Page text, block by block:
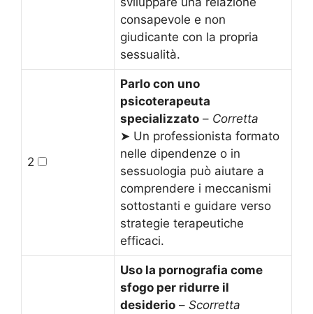
consapevole e non
giudicante con la propria
sessualità.
2
Parlo con uno
psicoterapeuta
specializzato – Corretta
➤ Un professionista formato
nelle dipendenze o in
sessuologia può aiutare a
comprendere i meccanismi
sottostanti e guidare verso
strategie terapeutiche
efficaci.
Uso la pornografia come
sfogo per ridurre il
desiderio – Scorretta